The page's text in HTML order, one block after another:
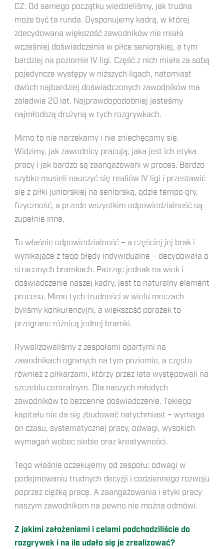
CZ: Od samego początku wiedzieliśmy, jak trudna
może być ta runda. Dysponujemy kadrą, w której
zdecydowana większość zawodników nie miała
wcześniej doświadczenia w piłce seniorskiej, a tym
bardziej na poziomie IV ligi. Część z nich miała za sobą
pojedyncze występy w niższych ligach, natomiast
dwóch najbardziej doświadczonych zawodników ma
zaledwie 20 lat. Najprawdopodobniej jesteśmy
najmłodszą drużyną w tych rozgrywkach.
Mimo to nie narzekamy i nie zniechęcamy się.
Widzimy, jak zawodnicy pracują, jaka jest ich etyka
pracy i jak bardzo są zaangażowani w proces. Bardzo
szybko musieli nauczyć się realiów IV ligi i przestawić
się z piłki juniorskiej na seniorską, gdzie tempo gry,
fizyczność, a przede wszystkim odpowiedzialność są
zupełnie inne.
To właśnie odpowiedzialność – a częściej jej brak i
wynikające z tego błędy indywidualne – decydowała o
straconych bramkach. Patrząc jednak na wiek i
doświadczenie naszej kadry, jest to naturalny element
procesu. Mimo tych trudności w wielu meczach
byliśmy konkurencyjni, a większość porażek to
przegrane różnicą jednej bramki.
Rywalizowaliśmy z zespołami opartymi na
zawodnikach ogranych na tym poziomie, a często
również z piłkarzami, którzy przez lata występowali na
szczeblu centralnym. Dla naszych młodych
zawodników to bezcenne doświadczenie. Takiego
kapitału nie da się zbudować natychmiast – wymaga
on czasu, systematycznej pracy, odwagi, wysokich
wymagań wobec siebie oraz kreatywności.
Tego właśnie oczekujemy od zespołu: odwagi w
podejmowaniu trudnych decyzji i codziennego rozwoju
poprzez ciężką pracę. A zaangażowania i etyki pracy
naszym zawodnikom na pewno nie można odmówi.
Z jakimi założeniami i celami podchodziliście do
rozgrywek i na ile udało się je zrealizować?